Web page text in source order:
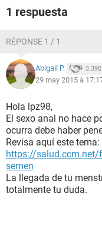
1 respuesta
RÉPONSE 1 / 1
Abigail P. 3.390
29 may 2015 à
Hola lpz98,
El sexo anal no hace
ocurra debe haber
Revisa aquí este tema:
https://salud.ccm.net/
semen
La llegada de tu
totalmente tu duda.